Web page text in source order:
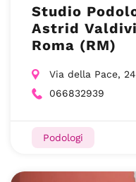
Studio
Astrid
Roma (RM)
Via della Pace,
066832939
Podologi